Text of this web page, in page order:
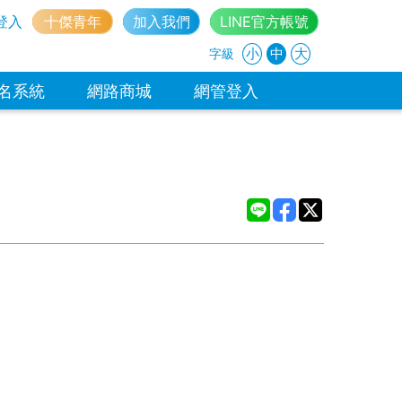
入 十傑青年 加入我們 LINE官方帳號
字級 小 中 大
系統 網路商城 網管登入